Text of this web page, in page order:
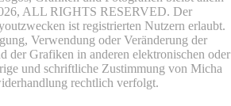
ALL RIGHTS RESERVED. Der
ist registrierten Nutzern erlaubt.
Verwendung oder Veränderung der
der Grafiken in anderen elektronischen oder
und schriftliche Zustimmung von Micha
rechtlich verfolgt.